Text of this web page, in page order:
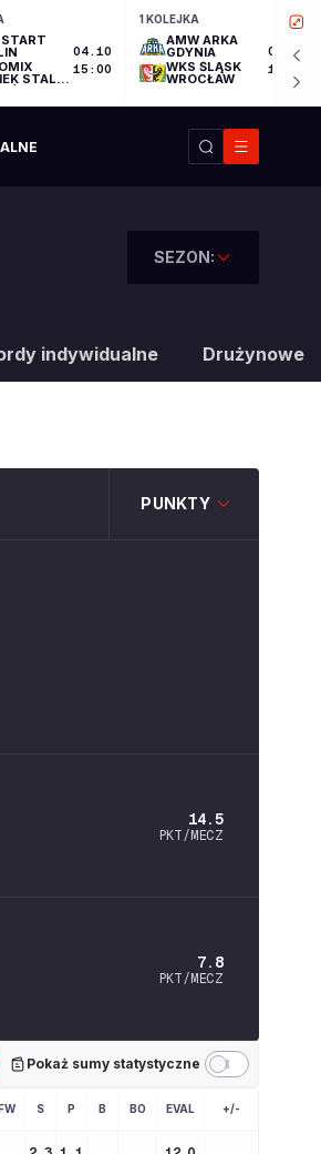
START
STAL
04.10
15:00
1 KOLEJKA
AMW ARKA
GDYNIA
WKS ŚLĄSK
WROCŁAW
04.10
17:30
SEZON:
indywidualne Drużynowe
PUNKTY
14.5
PKT/MECZ
7.8
PKT/MECZ
Pokaż sumy statystyczne
S P B BO EVAL
+/-